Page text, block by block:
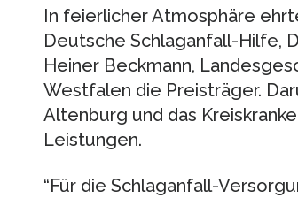
In feierlicher Atmosphäre
Deutsche Schlaganfall-Hilfe,
Heiner Beckmann,
Westfalen die Preisträger.
Altenburg und das
Leistungen.
“Für die Schlaganfall-